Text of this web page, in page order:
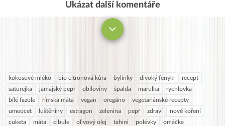
Ukázat další komentáře
kokosové mléko bio citronová kůra bylinky divoký fenykl
recept
saturejka
jamajský pepř obiloviny špalda marulka
rychlovka
bílé fazole
římská máta vegan oregáno
vegetariánské recepty
umeocet
luštěniny estragon zelenina pepř zdraví
nové koření
cuketa
máta cibule olivový olej tahini polévky
omáčka